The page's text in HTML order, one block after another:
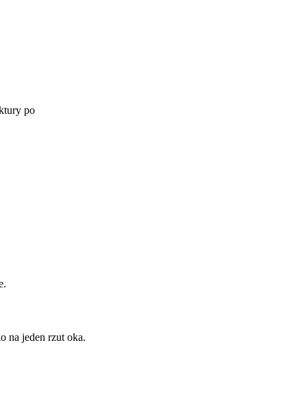
po
na jeden rzut oka.